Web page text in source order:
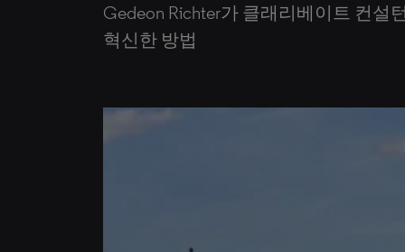
Gedeon Richter가 클래리베이트 컨
혁신한 방법